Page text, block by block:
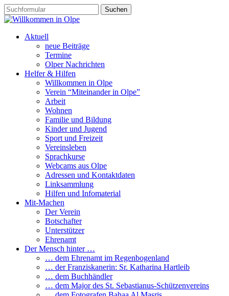
Aktuell
neue Beiträge
Termine
Olper Nachrichten
Helfer & Hilfen
Willkommen in Olpe
Verein “Miteinander in Olpe”
Arbeit
Wohnen
Familie und Bildung
Kinder und Jugend
Sport und Freizeit
Vereinsleben
Sprachkurse
Webcams aus Olpe
Adressen und Kontaktdaten
Linksammlung
Hilfen und Infomaterial
Mit-Machen
Der Verein
Botschafter
Unterstützer
Ehrenamt
Der Mensch hinter …
… dem Ehrenamt im Regenbogenland
… der Franziskanerin: Sr. Katharina Hartleib
… dem Buchhändler
… dem Major des St. Sebastianus-Schützenvereins